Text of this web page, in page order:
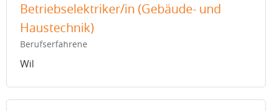
Betriebselektriker/in (Gebäude- und
Haustechnik)
Berufserfahrene
Wil